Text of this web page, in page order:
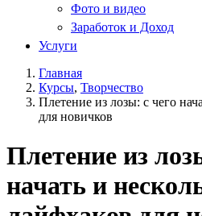
Фото и видео
Заработок и Доход
Услуги
Главная
Курсы, Творчество
Плетение из лозы: с чего
для новичков
Плетение из
начать и